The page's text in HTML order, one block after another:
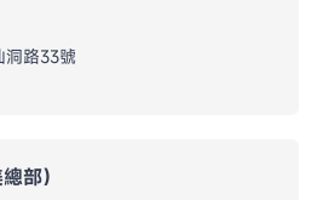
洞路33號
部）